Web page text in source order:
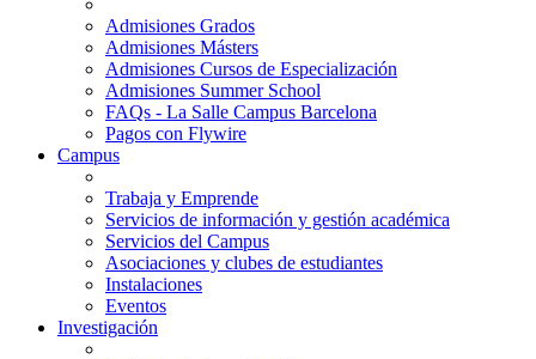
Admisiones Grados
Admisiones Másters
Admisiones Cursos de Especialización
Admisiones Summer School
FAQs - La Salle Campus Barcelona
Pagos con Flywire
Campus
Trabaja y Emprende
Servicios de información y gestión académica
Servicios del Campus
Asociaciones y clubes de estudiantes
Instalaciones
Eventos
Investigación